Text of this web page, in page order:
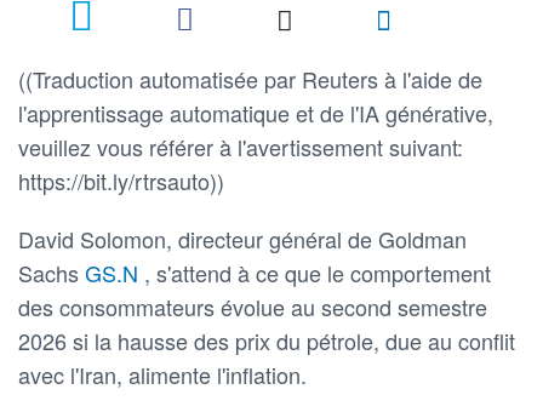
((Traduction automatisée par Reuters à l'aide de
l'apprentissage automatique et de l'IA générative,
veuillez vous référer à l'avertissement suivant:
https://bit.ly/rtrsauto))
David Solomon, directeur général de Goldman
SachsGS.N , s'attend à ce que le comportement
des consommateurs évolue au second semestre
2026 si la hausse des prix du pétrole, due au conflit
avec l'Iran, alimente l'inflation.